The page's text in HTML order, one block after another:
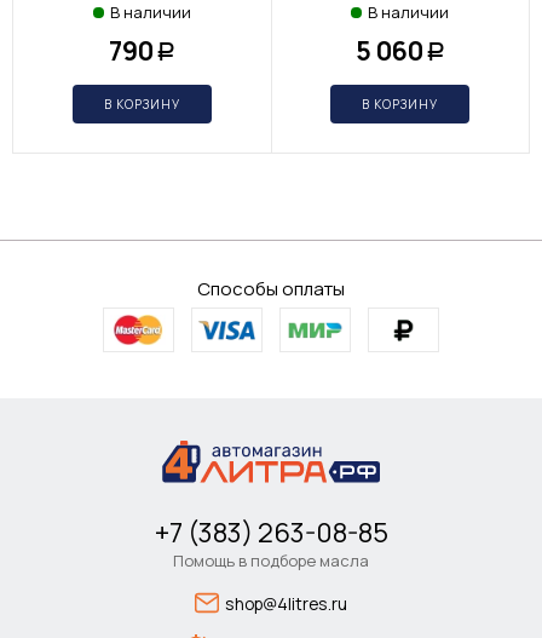
В наличии
790 Р
В КОРЗИНУ
В наличии
5 060 Р
В КОРЗИНУ
Способы оплаты
+7 (383) 263-08-85
Помощь в подборе масла
shop@4litres.ru